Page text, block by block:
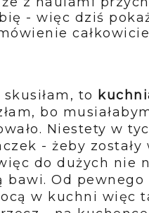
- więc dziś
to
bo
Niestety w
- żeby zostały
do dużych nie
Od pewnego
w kuchni więc